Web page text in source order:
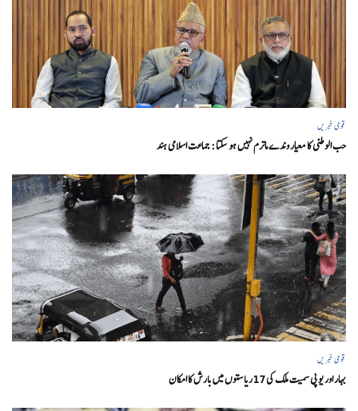
قومی خبریں
حب الوطنی کا معیار وندے ماترم نہیں ہو سکتا : جماعت اسلامی ہند
قومی خبریں
بہار اور یو پی سمیت ملک کی 17ریاستوں میں بارش کا امکان